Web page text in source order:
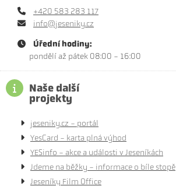
+420 583 283 117
info@jeseniky.cz
Úřední hodiny:
pondělí až pátek 08:00 - 16:00
Naše další
projekty
jeseniky.cz - portál
YesCard - karta plná výhod
YESinfo - akce a události v Jeseníkách
Jdeme na běžky - informace o bíle stopě
Jeseníky Film Office